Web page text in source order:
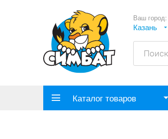
Ваш город:
Казань
Каталог товаров